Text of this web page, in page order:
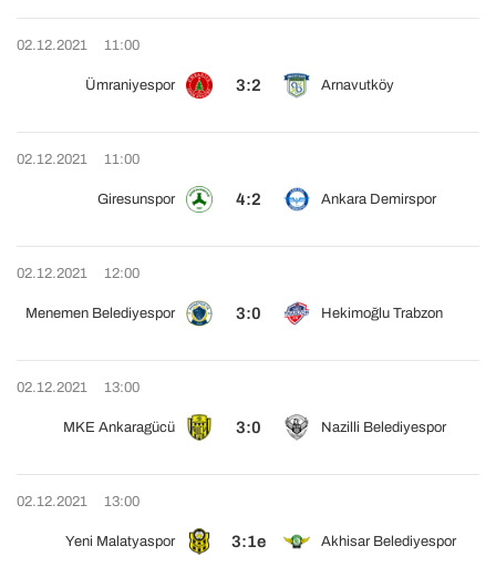
02.12.2021 11:00
Ümraniyespor 3:2 Arnavutköy
02.12.2021 11:00
Giresunspor 4:2 Ankara Demirspor
02.12.2021 12:00
Menemen Belediyespor 3:0 Hekimoğlu Trabzon
02.12.2021 13:00
MKE Ankaragücü 3:0 Nazilli Belediyespor
02.12.2021 13:00
Yeni Malatyaspor 3:1e Akhisar Belediyespor